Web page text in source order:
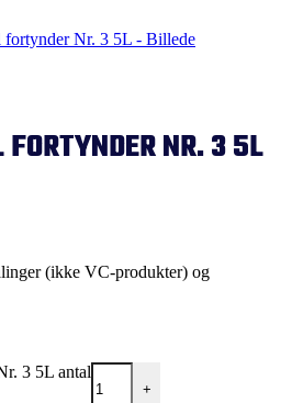
NR. 3 5L
(ikke VC-produkter) og
3 5L antal
+